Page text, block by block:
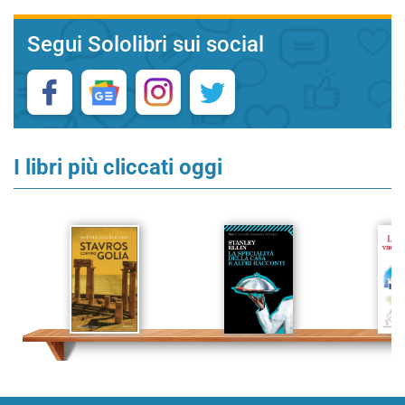
Segui Sololibri sui social
I libri più cliccati oggi